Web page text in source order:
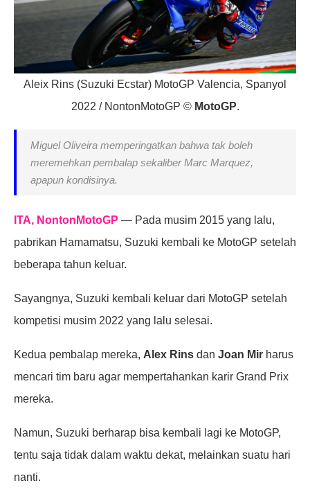
Aleix Rins (Suzuki Ecstar) MotoGP Valencia, Spanyol
2022 / NontonMotoGP © MotoGP.
Miguel Oliveira memperingatkan bahwa tak boleh
meremehkan pembalap sekaliber Marc Marquez,
apapun kondisinya.
ITA, NontonMotoGP — Pada musim 2015 yang lalu,
pabrikan Hamamatsu, Suzuki kembali ke MotoGP setelah
beberapa tahun keluar.
Sayangnya, Suzuki kembali keluar dari MotoGP setelah
kompetisi musim 2022 yang lalu selesai.
Kedua pembalap mereka, Alex Rins dan Joan Mir harus
mencari tim baru agar mempertahankan karir Grand Prix
mereka.
Namun, Suzuki berharap bisa kembali lagi ke MotoGP,
tentu saja tidak dalam waktu dekat, melainkan suatu hari
nanti.